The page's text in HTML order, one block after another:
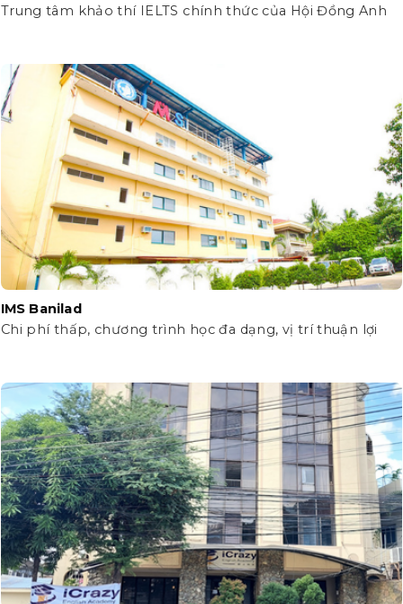
Trung tâm khảo thí IELTS chính thức của Hội Đồng Anh
IMS Banilad
Chi phí thấp, chương trình học đa dạng, vị trí thuận lợi